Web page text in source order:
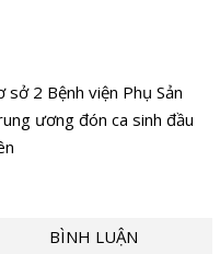
sở 2 Bệnh viện Phụ Sản
ương đón ca sinh đầu
BÌNH LUẬN